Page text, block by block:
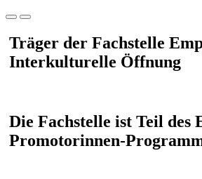
Träger der Fachstelle
Interkulturelle Öffnung
Die Fachstelle ist Teil des
Promotorinnen-